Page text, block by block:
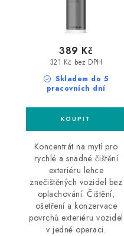
Skladem do 5
pracovních dní
321 Kč bez DPH
389 Kč
Koncentrát na mytí pro
rychlé a snadné čištění
exteriéru lehce
znečištěných vozidel bez
oplachování. Čištění,
ošetření a konzervace
povrchů exteriéru vozidel
v jedné operaci.